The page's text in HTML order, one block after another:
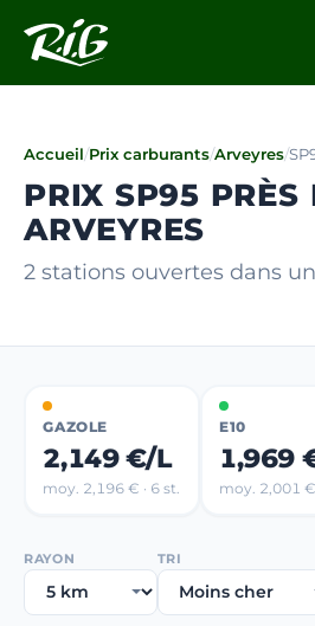
Accueil/Prix carburants/Arveyres/
PRIX SP95 PRÈS
ARVEYRES
2 stations ouvertes dans
GAZOLE
2,149 €/L
moy. 2,196 € · 6 st.
E10
1,969
moy. 2,001 €
RAYON TRI